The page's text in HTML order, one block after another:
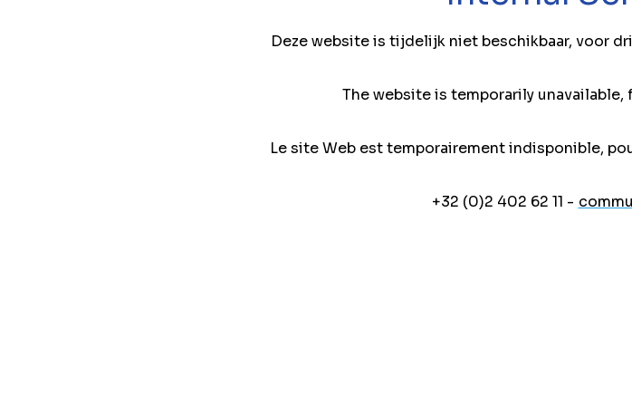
Deze website is tijdelijk niet beschikbaar, voor
The website is temporarily
Le site Web est temporairement indisponible,
+32 (0)2 402 62 11 -